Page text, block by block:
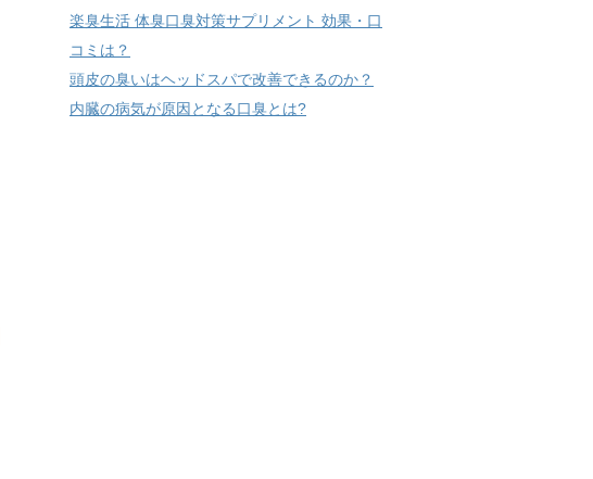
楽臭生活 体臭口臭対策サプリメント 効果・口
コミは？
頭皮の臭いはヘッドスパで改善できるのか？
内臓の病気が原因となる口臭とは?